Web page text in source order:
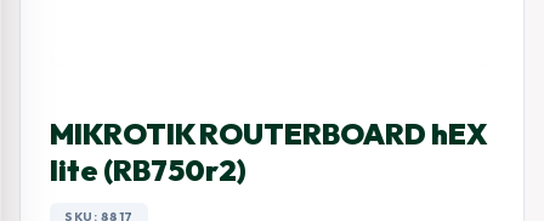
MIKROTIK ROUTERBOARD hEX
lite (RB750r2)
SKU: 8817